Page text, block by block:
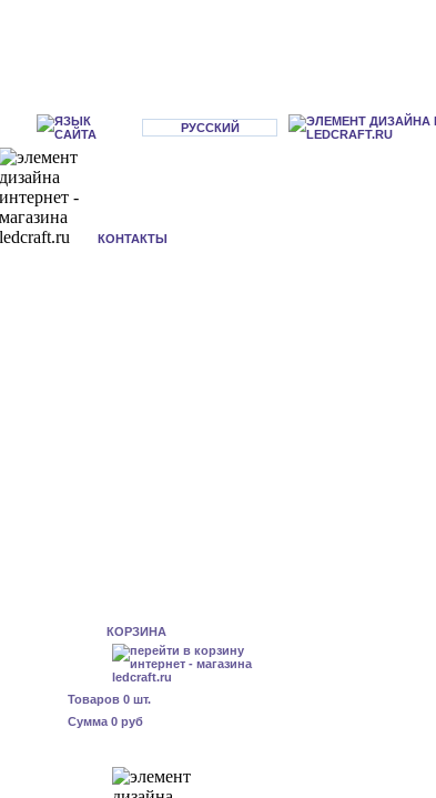
РУССКИЙ
КОНТАКТЫ
КОРЗИНА
Товаров 0 шт.
Сумма 0 руб